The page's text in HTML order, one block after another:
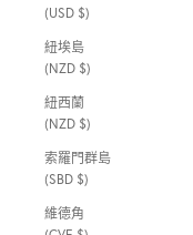
(USD $)
紐埃島
(NZD $)
紐西蘭
(NZD $)
索羅門群島
(SBD $)
維德角